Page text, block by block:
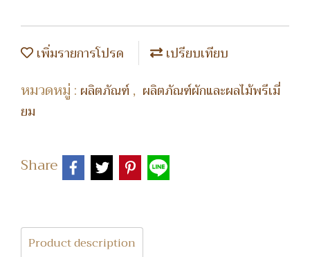
เพิ่มรายการโปรด เปรียบเทียบ
หมวดหมู่ : ผลิตภัณฑ์, ผลิตภัณฑ์ผักและผลไม้พรีเมี่
ยม
Share
Product description